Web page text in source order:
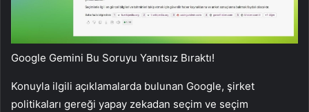
Google Gemini Bu Soruyu Yanıtsız Bıraktı!
Konuyla ilgili açıklamalarda bulunan Google, şirket
politikaları gereği yapay zekadan seçim ve seçim